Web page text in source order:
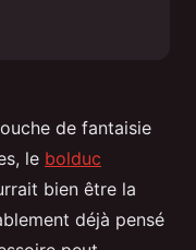
de fantaisie
le bolduc
bien être la
déjà pensé